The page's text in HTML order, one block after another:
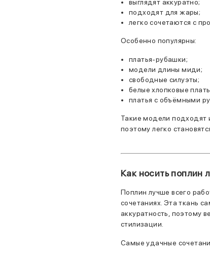
выглядят аккуратно;
подходят для жары;
легко сочетаются с
Особенно популярны:
платья-рубашки;
модели длины миди;
свободные силуэты;
белые хлопковые
платья с объёмными
Такие модели подходят
поэтому легко
Как носить поплин
Поплин лучше всего
сочетаниях. Эта ткань
аккуратность, поэтому
стилизации.
Самые удачные